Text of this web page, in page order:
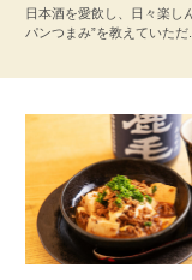
日本酒を愛飲し、日々楽し
パンつまみ”を教えていただ...